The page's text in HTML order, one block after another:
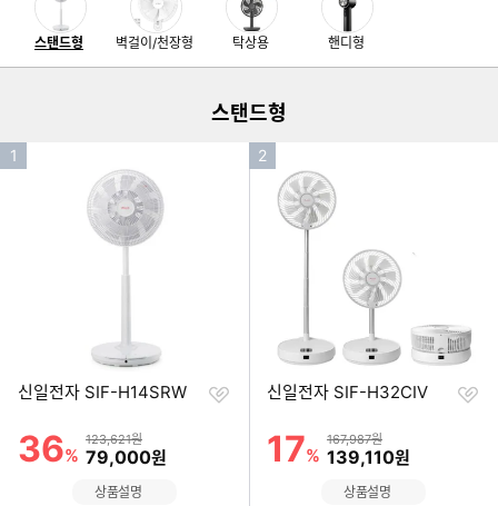
스탠드형 벽걸이/천장형 탁상용 핸디형
스탠드형
인1
신일전자 SIF-H14SRW
할인률
36%
상품금액
123,621원
할인금액
79,000원
찜
상품설명
인
2
신일전자 SIF-H32CIV
할인률
17%
상품금액
167,987원
할인금액
139,110원
찜
상품설명